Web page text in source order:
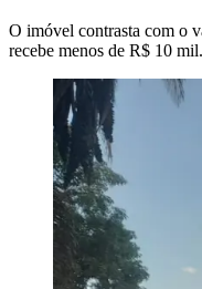
O imóvel contrasta com o
recebe menos de R$ 10